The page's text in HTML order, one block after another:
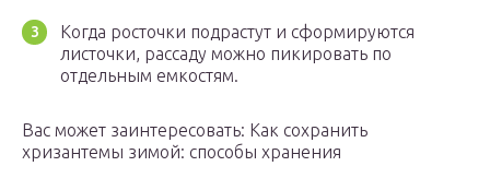
Когда росточки подрастут и сформируются
листочки, рассаду можно пикировать по
отдельным емкостям.
Вас может заинтересовать: Как сохранить
хризантемы зимой: способы хранения